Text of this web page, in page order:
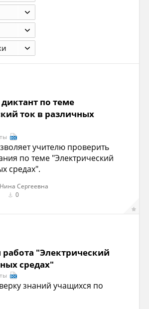
по теме
ток в различных
учителю проверить
по теме "Электрический
средах".
Сергеевна
0
работа "Электрический
средах"
знаний учащихся по